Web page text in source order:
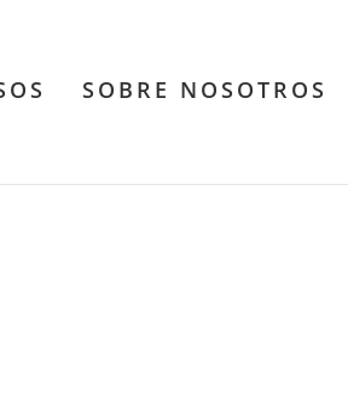
SOBRE NOSOTROS